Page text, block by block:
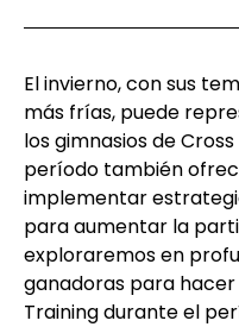
El invierno, con sus
más frías, puede
los gimnasios de
período también
implementar
para aumentar la
exploraremos en
ganadoras para
Training durante el